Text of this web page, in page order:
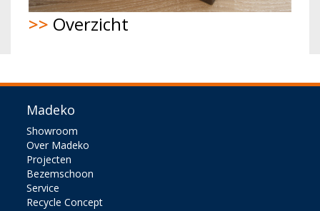
>> Overzicht
Madeko
Showroom
Over Madeko
Projecten
Bezemschoon
Service
Recycle Concept